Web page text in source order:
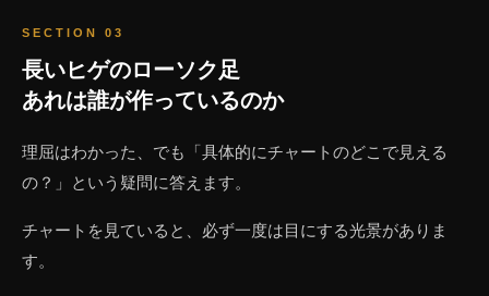
SECTION 03
長いヒゲのローソク足
あれは誰が作っているのか
理屈はわかった、でも「具体的にチャートのどこで見える
の？」という疑問に答えます。
チャートを見ていると、必ず一度は目にする光景がありま
す。